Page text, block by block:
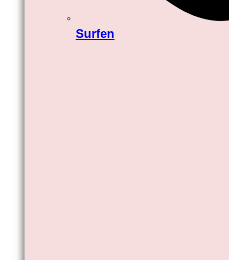
Surfen